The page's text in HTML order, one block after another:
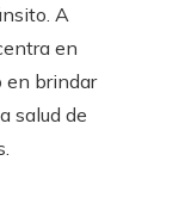
A
en
en brindar
salud de